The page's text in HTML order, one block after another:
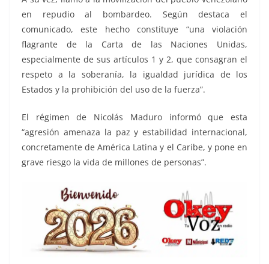
en repudio al bombardeo. Según destaca el
comunicado, este hecho constituye “una violación
flagrante de la Carta de las Naciones Unidas,
especialmente de sus artículos 1 y 2, que consagran el
respeto a la soberanía, la igualdad jurídica de los
Estados y la prohibición del uso de la fuerza”.
El régimen de Nicolás Maduro informó que esta
“agresión amenaza la paz y estabilidad internacional,
concretamente de América Latina y el Caribe, y pone en
grave riesgo la vida de millones de personas”.